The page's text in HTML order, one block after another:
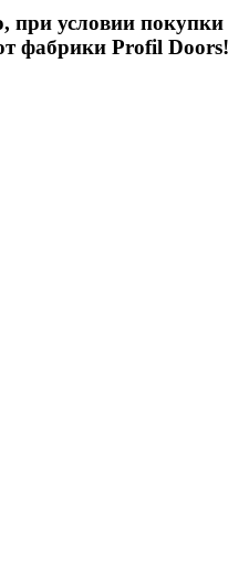
при условии покупки
фабрики Profil Doors!